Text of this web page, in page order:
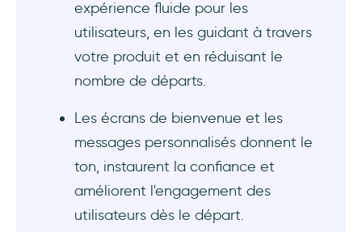
expérience fluide pour les
utilisateurs, en les guidant à travers
votre produit et en réduisant le
nombre de départs.
Les écrans de bienvenue et les
messages personnalisés donnent le
ton, instaurent la confiance et
améliorent l'engagement des
utilisateurs dès le départ.